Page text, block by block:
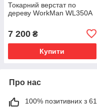
Токарний верстат по
дереву WorkMan WL350A
7 200 ₴
Купити
Про нас
100% позитивних з 61